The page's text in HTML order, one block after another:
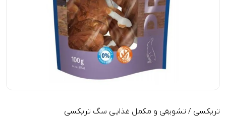
تریکسی / تشویقی و مکمل غذایی سگ تریکسی